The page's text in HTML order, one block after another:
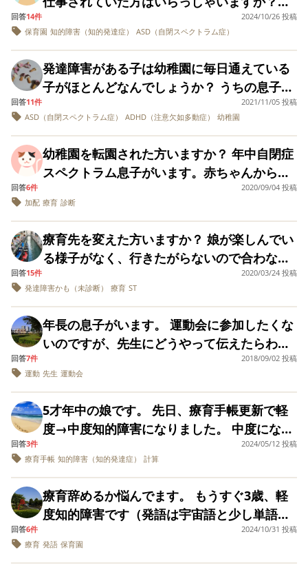
が、昨年より今年の娘は成長していることは
実感としてあります。 親としてもう少し気持
ちを大きく構えるにはどうすればよいでしょ
うか。 皆さんも私のように心のなかではハラ
ハラしたり、落ち込んだりされましたか？ど
れば教えていただきたいです。
事も排泄も全てこちらがしないと出来ないの
です。歩行にも介助がいります。食事は凄く
汚しお洋服も床も米粒だらけです。毎日お洋
服についた米粒を取りながら洗いながら床も
掃除しながら下に落ちてるものも拾って食べ
るのを必死で阻止します。手洗い泡ソープは
手洗いの度に食べようとするのを力強く阻止
のでやります。その度に止めさせる、すると
その子も面白くないので、唾を吐いたり叩い
たりします。我慢我慢と優しく接するのです
がもうダメです。保育士として情けない限り
です。こんなことでごめんなさい。何か言葉
を下さい。すみません。
たせたらおとなしく手を繋いで車まで行って
くれましたが 「もう帰るよ〜」と声かけし
グニャグニャして歩いてくれないので 結局い
つも抱きかかえて帰ってます(・・;) とにかく
ずっと動いていたいようなのです 先生方も息
子が落ち着いて本番頑張れるように方法を考
えると仰ってくれましたが もしもの時はお
母さんを呼ぶかもしれないとのことでした ち
なみに同じ歳の甥っ子は順番まで待ってよー
いどんの合図で走っていたそうなのですが
「待つ」ことを覚える為にみなさんは何かし
ていますでしょうか？ うちの息子の場合言葉
だけだとわからないのかもしれないので 視
覚的に伝わったらいいなと思ってます
でも、苦手な場面になると大きな声を出した
りして、気持ちを紛らわすところがあり、そ
の場面だけ室外に出て、気持ちを切り替えた
いところなのですが、それは園のやり方には
そぐわないというように感じています。 ま
た、私以外の先生がつくと、辞めてなんとな
スの中では私は加配担当なので、彼の中でも
そういう位置付けになってるように感じま
す。 その声を出すのは苦手な場面と書きまし
たが、構って欲しいのかなと感じる時もあり
ます。 人によって態度が違ったりなどは、あ
ると思いますが、こういった場合、私はどの
ように向き合っていくべきでしょうか？ この
ランクづけは変わることがあるのでしょう
か？
欲目とかではなく、 家で困ってることはな
く、むしろしっかりしているので助けてもら
うこともよくあります。 歯医者では母は待合
室にいて、子どもひとりで治療にいけていま
す。 遊び広場でも時間を伝えれば、その時間
に片付けて帰れます。 大人数の体操教室も特
に問題なく参加できています。 支援センター
は家の様子ではなく、 幼稚園からの意見書で
こどもの発達を判断するそうです。 私が幼稚
園に何をいっても、 そうですよね、お母さ
ん、受け入れられないですよね、わかります
認定をされています。 確かに子育てで不都合
を感じてるなら 支援センターにいかせるべき
だとおもいます。 しかし、親は不都合をかん
じてなく、 幼稚園からの意見だけで療育にい
かせるべきなのでしょうか。 私の知る限り、
こどもは視線が合わなかったり、 上の空のと
きなどは、興味のない話の時だけです。
んな感じで両立されていましたか？ もうすぐ
3歳と1歳になる子がいます。上の子が自閉症
ようで愛の手帳を申請予定です。保育園には
通っていますが、生活面で周りの子との差が
目立ち加配をお願いしました。下の子の育休
中で下の子が保育園に入れたら来春復帰しよ
うと思っています。ただ、最近少し遠いので
すが病院併設ですごく子供に合いそうな療育
園に出会えて週1回（親子通園3時間半）通う
予定です。平日のみの園のため仕事復帰した
らそこには通園できなくなります。先生には5
ヶ月間ぐらいになりますがと話したら5ヶ月間
で訓練すれば成果は出ますよ、大丈夫ですよ
と言われました。かわりに民間の療育施設の
行くことになります。 正社員をやめてパート
を見つけて子供と週数回療育園に通ったほう
が専門の先生たちに手厚く見てもらえて子供
ものびのびと過ごせるのかなと思ったりしま
す。将来上の子がどうなるかわからないので
なるべく貯金しておくなら正社員。色々考え
ます。
回答14件
2024/10/26 投稿
保育園 知的障害（知的発達症） ASD（自閉スペクトラム症）
発達障害がある子は幼稚園に毎日通えている
子がほとんどなんでしょうか？ うちの息子は
年少の時に発達障害がわかりました。(ADHD
と自閉スペクトラム症) 年少の時にお昼ご飯
ると行動が荒くなることが多く本人も辛そう
だと幼稚園から指摘されて、年少の途中から
午前で帰る(迎えに行く)状況になりました。
そして、現在の年中では幼稚園から登園日数
を減らしてほしいといわれ(言われたのは年少
の2月ぐらい)週2回午前中だけ通っています。
その他の平日は児発を利用しています。 来年
度は年長なので就学のことも考えてスケジュ
ールを組みたいと思っています。 先日心理士
さんに相談したら、幼稚園にもっと長く、日
数も増やして通えるようになると良いとアド
バイスをもらいました。 うちの息子のような
に通えている。大変だけど、幼稚園も工夫し
て頑張ってくれてると言っていました。 私は
今の幼稚園は先生たちも大変な中で良く対応
してくれてると思っていたのですが、心理士
さんのお話を聞いたら、今更ながら違うとこ
ろの方が良かったのか、とりあえず入園だけ
させて面倒な子は登園日数を減らしてしまえ
ば良いと思ってるんじゃないかとか少しスッ
キリしない自分がいます。 現在の幼稚園は園
回答11件
2021/11/05 投稿
ASD（自閉スペクトラム症）
ADHD（注意欠如多動症） 幼稚園
幼稚園を転園された方いますか？ 年中自閉症
スペクトラム息子がいます。赤ちゃんから保
育園に入れていましたがとくに何も指摘され
ていなかったため、自宅からは遠いけれども
葉は遅れていたけれども障害などとはまった
く思わずにいたところ、年少の授業参観や音
楽発表会でまわりに全くついていけてないど
ころか並ぶことさえできておらず、その後診
断に至りました。 現在は療育を週２回半、幼
稚園を２回半で通っております。このため仕
事も午前のみにしたり一部10時勤務に変えて
もらったり大変でした。 年中も半ばにさしか
かり、みんな一緒にいろいろ練習できる時間
も増えたり、園に入る時にあいさつができる
ようになったりとできることが増えた反面、
まわりが成長して嫌われ始めたり療育でのお
稚園でやってしまったり（１回のみ、強くは
かんでないようです）などの問題もでてきま
した。療育にいっているせいで全員でやるお
遊戯も休んでいる日に進んでしまっていてつ
いていけず。 また、私が悪いのですがのびの
回答6件
2020/09/04 投稿
加配 療育 診断
療育先を変えた方いますか？ 娘が楽しんでい
る様子がなく、行きたがらないので合わない
で、楽器を鳴らしたり楽器で療育をするよう
は看護師さんもいて重度のお子さんを得意と
する所だと言われました。 STさんに勧められ
た別の療育に行きたいと思い始めましたが、
そこに行くには待機期間があり、今の療育も
やめないと行けません。 もちろん療育は続け
た方が良いのは分かってますが、子供が楽し
んでいない療育に行き続けていてもプラスに
なるものでしょうか。
回答15件
2020/03/24 投稿
発達障害かも（未診断）
療育 ST
年長の息子がいます。 運動会に参加したくな
いのですが、先生にどうやって伝えたらわか
ってもらえるでしょうか？ 不参加の理由は、
走らないし真似できないし縄跳び跳び箱等と
だけなので、見ているのが辛いからです。 正
直に伝えても、説得されられる気がして。 こ
ういう考えが甘いですかね…
回答7件
2018/09/02 投稿
運動 先生 運動会
5才年中の娘です。 先日、療育手帳更新で軽
度→中度知的障害になりました。 中度になる
のは想定していました。が、推定年齢が2年前
と比べて4ヶ月しか上がっておらずショックで
のですが…） 1年で2ヶ月ずつの成長となる
と、単純計算で10年後（15才）の頃には3才8
ヶ月程度の精神年齢となるのでは？と考えて
います。 判定結果はあくまで目安なので「出
回答3件
2024/05/12 投稿
療育手帳 知的障害（知的発達症） 計算
療育辞めるか悩んでます。 もうすぐ3歳、軽
度知的障害です（発語は宇宙語と少し単語が
に１日（小集団の療育で手厚く４時間）、土
回答6件
2024/10/31 投稿
療育 発語 保育園